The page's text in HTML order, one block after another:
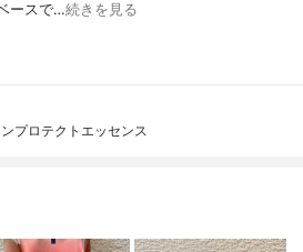
ースで…続きを見る
プロテクトエッセンス